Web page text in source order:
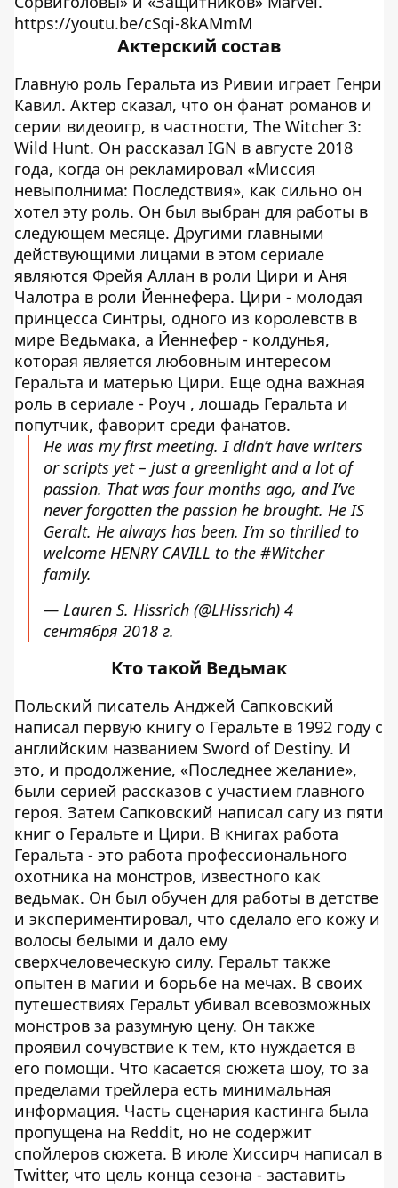
https://youtu.be/cSqi-8kAMmM
Актерский состав
Главную роль Геральта из Ривии играет Генри
Кавил. Актер сказал, что он фанат романов и
серии видеоигр, в частности, The Witcher 3:
Wild Hunt. Он рассказал IGN в августе 2018
года, когда он рекламировал «Миссия
невыполнима: Последствия», как сильно он
хотел эту роль. Он был выбран для работы в
следующем месяце. Другими главными
действующими лицами в этом сериале
являются Фрейя Аллан в роли Цири и Аня
Чалотра в роли Йеннефера. Цири - молодая
принцесса Синтры, одного из королевств в
мире Ведьмака, а Йеннефер - колдунья,
которая является любовным интересом
Геральта и матерью Цири. Еще одна важная
роль в сериале - Роуч , лошадь Геральта и
попутчик, фаворит среди фанатов.
He was my first meeting. I didn’t have writers
or scripts yet – just a greenlight and a lot of
passion. That was four months ago, and I’ve
never forgotten the passion he brought. He IS
Geralt. He always has been. I’m so thrilled to
welcome HENRY CAVILL to the #Witcher
family.
— Lauren S. Hissrich (@LHissrich) 4
сентября 2018 г.
Кто такой Ведьмак
Польский писатель Анджей Сапковский
написал первую книгу о Геральте в 1992 году с
английским названием Sword of Destiny. И
это, и продолжение, «Последнее желание»,
были серией рассказов с участием главного
героя. Затем Сапковский написал сагу из пяти
книг о Геральте и Цири. В книгах работа
Геральта - это работа профессионального
охотника на монстров, известного как
ведьмак. Он был обучен для работы в детстве
и экспериментировал, что сделало его кожу и
волосы белыми и дало ему
сверхчеловеческую силу. Геральт также
опытен в магии и борьбе на мечах. В своих
путешествиях Геральт убивал всевозможных
монстров за разумную цену. Он также
проявил сочувствие к тем, кто нуждается в
его помощи. Что касается сюжета шоу, то за
пределами трейлера есть минимальная
информация. Часть сценария кастинга была
пропущена на Reddit, но не содержит
спойлеров сюжета. В июле Хиссирч написал в
Twitter, что цель конца сезона - заставить